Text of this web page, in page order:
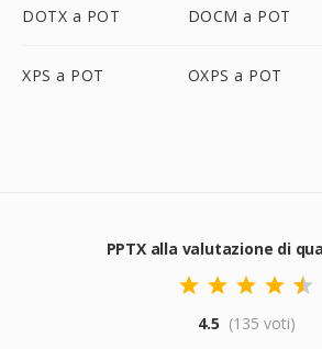
DOTX a POT DOCM a POT
XPS a POT OXPS a POT
PPTX alla valutazione di
4.5 (135 voti)